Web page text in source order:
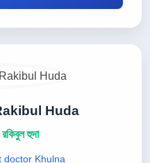
Huda
হুদা
doctor Khulna